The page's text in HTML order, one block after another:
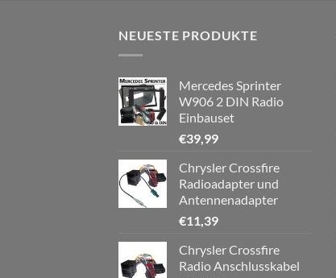
NEUESTE PRODUKTE
Mercedes Sprinter
W906 2 DIN Radio
Einbauset
€39,99
Chrysler Crossfire
Radioadapter und
Antennenadapter
€11,39
Chrysler Crossfire
Radio Anschlusskabel